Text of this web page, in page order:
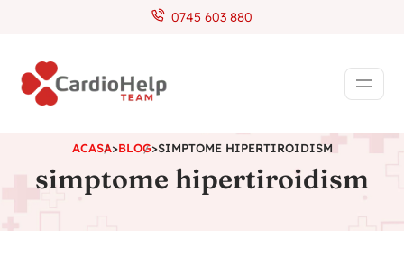
0745 603 880
ACASA>BLOG>SIMPTOME HIPERTIROIDISM
simptome hipertiroidism